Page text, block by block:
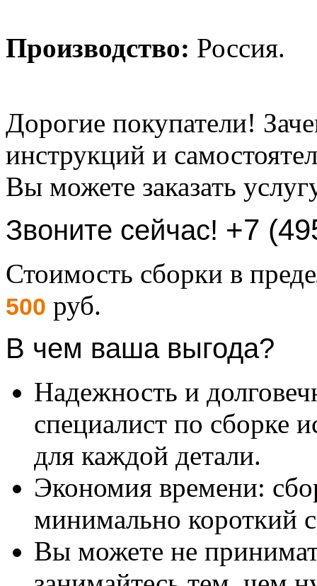
Производство: Россия.
Дорогие покупатели!
инструкций и
Вы можете заказать
Звоните сейчас! +7
Стоимость сборки в
500 руб.
В чем ваша выгода?
Надежность и
специалист по сборке
для каждой детали.
Экономия времени:
минимально короткий
Вы можете не